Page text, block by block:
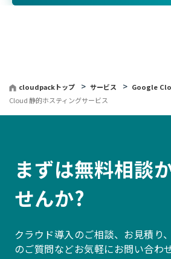
cloudpackトップ サービス Google
Cloud 静的ホスティングサービス
まずは無料相談
せんか?
クラウド導入のご相談、お見積り
のご質問などお気軽にお問い合わ